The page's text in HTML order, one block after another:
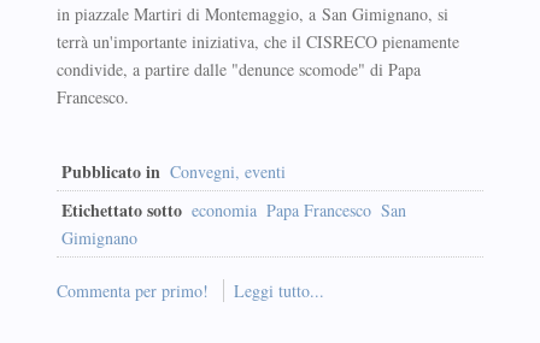
in piazzale Martiri di Montemaggio, a San Gimignano, si
terrà un'importante iniziativa, che il CISRECO pienamente
condivide, a partire dalle "denunce scomode" di Papa
Francesco.
Pubblicato in Convegni, eventi
Etichettato sotto economia Papa Francesco San
Gimignano
Commenta per primo! Leggi tutto...